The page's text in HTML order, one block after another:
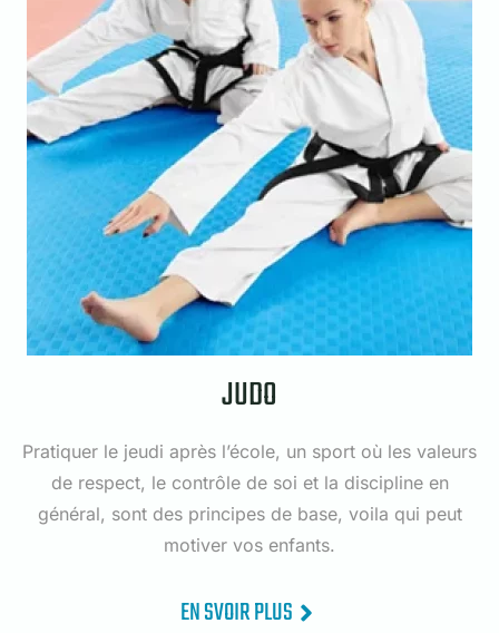
JUDO
Pratiquer le jeudi après l’école, un sport où les valeurs
de respect, le contrôle de soi et la discipline en
général, sont des principes de base, voila qui peut
motiver vos enfants.
EN SVOIR PLUS